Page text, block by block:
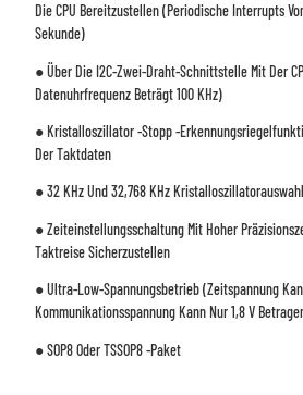
Die CPU Bereitzustellen (periodische Interrupts
Sekunde)
● Über Die I2C-Zwei-Draht-Schnittstelle Mit Der
Datenuhrfrequenz Beträgt 100 KHz)
● Kristalloszillator -Stopp -
Der Taktdaten
● 32 KHz Und 32,768 KHz Kristalloszillatorauswahl
● Zeiteinstellungsschaltung Mit Hoher
Taktreise Sicherzustellen
● Ultra-Low-Spannungsbetrieb (Zeitspannung
Kommunikationsspannung Kann Nur 1,8 V
● SOP8 Oder TSSOP8 -Paket